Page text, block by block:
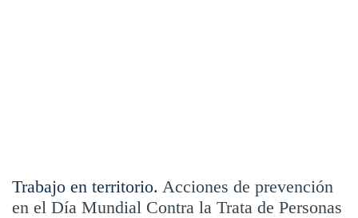
Trabajo en territorio. Acciones de prevención
en el Día Mundial Contra la Trata de Personas